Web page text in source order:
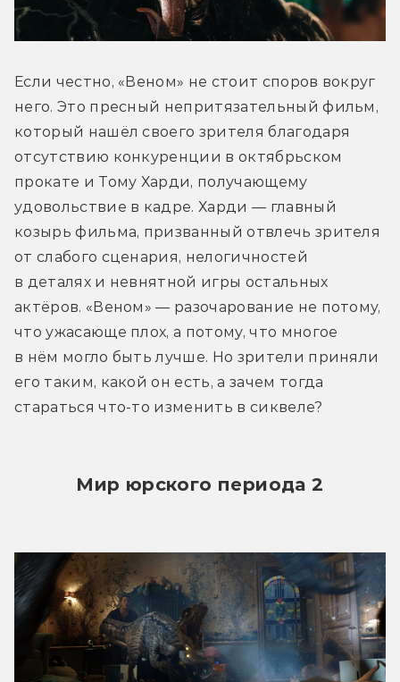
Если честно, «Веном» не стоит споров вокруг
него. Это пресный непритязательный фильм,
который нашёл своего зрителя благодаря
отсутствию конкуренции в октябрьском
прокате и Тому Харди, получающему
удовольствие в кадре. Харди — главный
козырь фильма, призванный отвлечь зрителя
от слабого сценария, нелогичностей
в деталях и невнятной игры остальных
актёров. «Веном» — разочарование не потому,
что ужасающе плох, а потому, что многое
в нём могло быть лучше. Но зрители приняли
его таким, какой он есть, а зачем тогда
стараться что-то изменить в сиквеле?
Мир юрского периода 2